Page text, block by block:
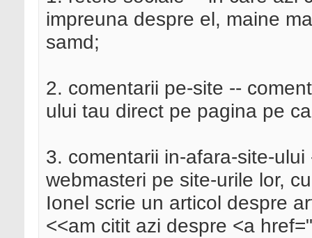
impreuna despre el, maine
samd;
2. comentarii pe-site --
ului tau direct pe pagina pe
3. comentarii in-afara-site-
webmasteri pe site-urile lor,
Ionel scrie un articol despre
<<am citit azi despre <a